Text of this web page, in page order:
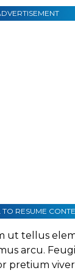
TO RESUME
ut tellus
arcu.
pretium